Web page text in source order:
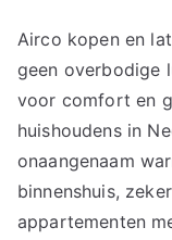
Airco kopen en
geen overbodige
voor comfort en
huishoudens in
onaangenaam
binnenshuis,
appartementen